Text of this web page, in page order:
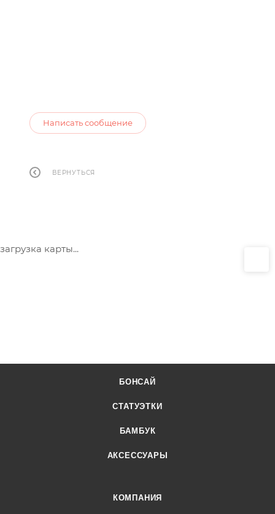
Написать сообщение
ВЕРНУТЬСЯ
загрузка карты...
БОНСАЙ
СТАТУЭТКИ
БАМБУК
АКСЕССУАРЫ
КОМПАНИЯ